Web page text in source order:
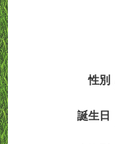
性別
誕生日